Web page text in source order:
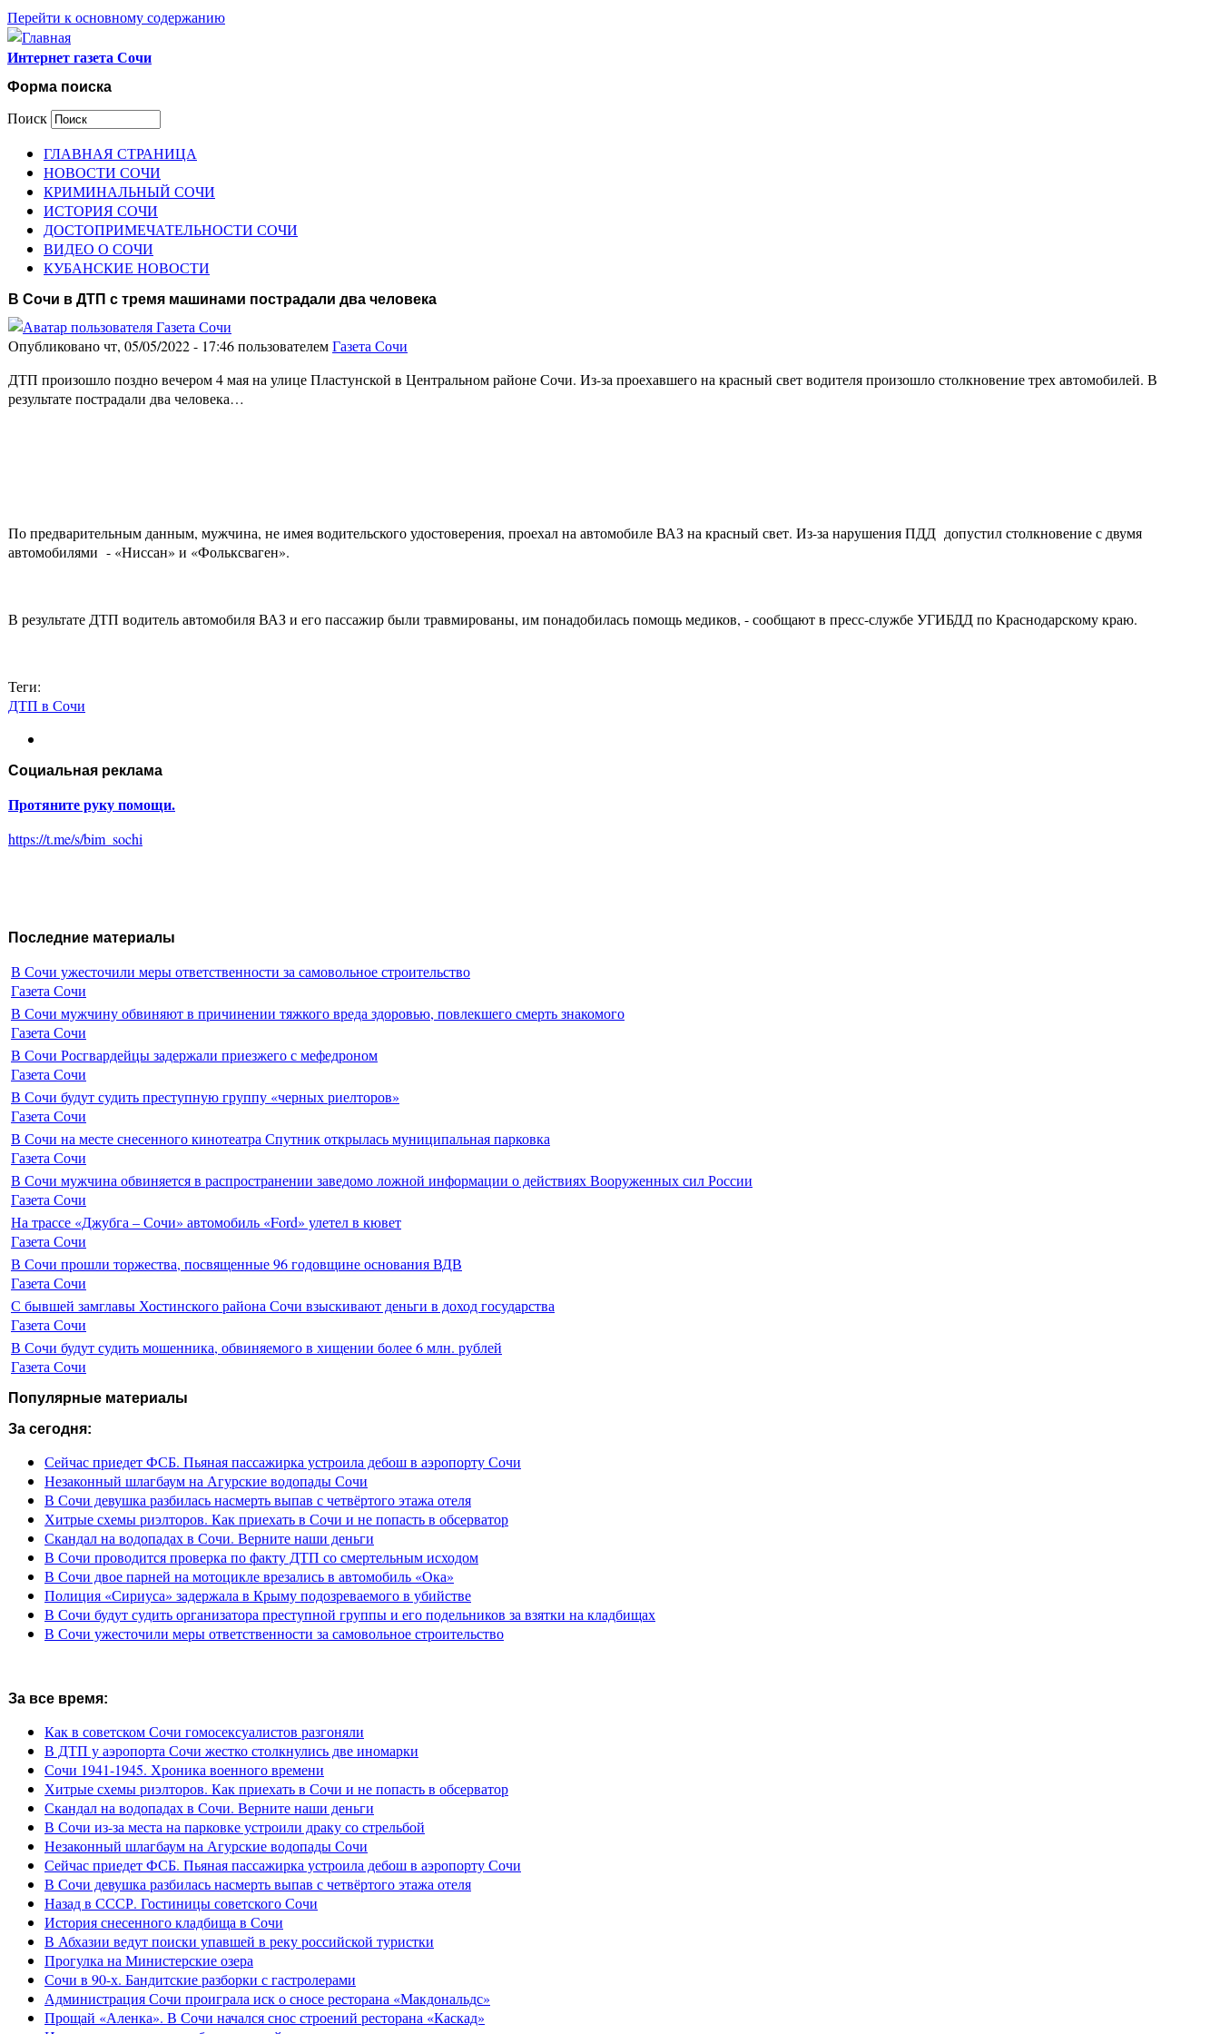
Перейти к основному содержанию
Интернет газета Сочи
Форма поиска
Поиск
ГЛАВНАЯ СТРАНИЦА
НОВОСТИ СОЧИ
КРИМИНАЛЬНЫЙ СОЧИ
ИСТОРИЯ СОЧИ
ДОСТОПРИМЕЧАТЕЛЬНОСТИ СОЧИ
ВИДЕО О СОЧИ
КУБАНСКИЕ НОВОСТИ
В Сочи в ДТП с тремя машинами пострадали два человека
Опубликовано чт, 05/05/2022 - 17:46 пользователемГазета Сочи
ДТП произошло поздно вечером 4 мая на улице Пластунской в Центральном районе Сочи. Из-за проехавшего на красный свет водителя произошло столкновение трех автомобилей. В
результате пострадали два человека…
По предварительным данным, мужчина, не имея водительского удостоверения, проехал на автомобиле ВАЗ на красный свет. Из-за нарушения ПДД допустил столкновение с двумя
автомобилями - «Ниссан» и «Фольксваген».
В результате ДТП водитель автомобиля ВАЗ и его пассажир были травмированы, им понадобилась помощь медиков, - сообщают в пресс-службе УГИБДД по Краснодарскому краю.
Теги:
ДТП в Сочи
Социальная реклама
Протяните руку помощи.
https://t.me/s/bim_sochi
Последние материалы
В Сочи ужесточили меры ответственности за самовольное строительство
Газета Сочи
В Сочи мужчину обвиняют в причинении тяжкого вреда здоровью, повлекшего смерть знакомого
Газета Сочи
В Сочи Росгвардейцы задержали приезжего с мефедроном
Газета Сочи
В Сочи будут судить преступную группу «черных риелторов»
Газета Сочи
В Сочи на месте снесенного кинотеатра Спутник открылась муниципальная парковка
Газета Сочи
В Сочи мужчина обвиняется в распространении заведомо ложной информации о действиях Вооруженных сил России
Газета Сочи
На трассе «Джубга – Сочи» автомобиль «Ford» улетел в кювет
Газета Сочи
В Сочи прошли торжества, посвященные 96 годовщине основания ВДВ
Газета Сочи
С бывшей замглавы Хостинского района Сочи взыскивают деньги в доход государства
Газета Сочи
В Сочи будут судить мошенника, обвиняемого в хищении более 6 млн. рублей
Газета Сочи
Популярные материалы
За сегодня:
Сейчас приедет ФСБ. Пьяная пассажирка устроила дебош в аэропорту Сочи
Незаконный шлагбаум на Агурские водопады Сочи
В Сочи девушка разбилась насмерть выпав с четвёртого этажа отеля
Хитрые схемы риэлторов. Как приехать в Сочи и не попасть в обсерватор
Скандал на водопадах в Сочи. Верните наши деньги
В Сочи проводится проверка по факту ДТП со смертельным исходом
В Сочи двое парней на мотоцикле врезались в автомобиль «Ока»
Полиция «Сириуса» задержала в Крыму подозреваемого в убийстве
В Сочи будут судить организатора преступной группы и его подельников за взятки на кладбищах
В Сочи ужесточили меры ответственности за самовольное строительство
За все время:
Как в советском Сочи гомосексуалистов разгоняли
В ДТП у аэропорта Сочи жестко столкнулись две иномарки
Сочи 1941-1945. Хроника военного времени
Хитрые схемы риэлторов. Как приехать в Сочи и не попасть в обсерватор
Скандал на водопадах в Сочи. Верните наши деньги
В Сочи из-за места на парковке устроили драку со стрельбой
Незаконный шлагбаум на Агурские водопады Сочи
Сейчас приедет ФСБ. Пьяная пассажирка устроила дебош в аэропорту Сочи
В Сочи девушка разбилась насмерть выпав с четвёртого этажа отеля
Назад в СССР. Гостиницы советского Сочи
История снесенного кладбища в Сочи
В Абхазии ведут поиски упавшей в реку российской туристки
Прогулка на Министерские озера
Сочи в 90-х. Бандитские разборки с гастролерами
Администрация Сочи проиграла иск о сносе ресторана «Макдональдс»
Прощай «Аленка». В Сочи начался снос строений ресторана «Каскад»